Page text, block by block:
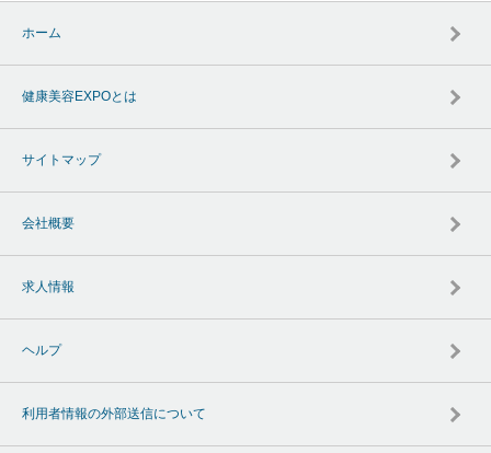
ホーム
健康美容EXPOとは
サイトマップ
会社概要
求人情報
ヘルプ
利用者情報の外部送信について